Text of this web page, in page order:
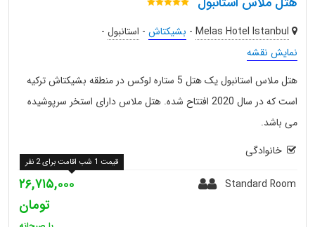
Melas Hotel Istanbul
- بشیکتاش - استانبول -
نمایش نقشه
هتل ملاس استانبول یک هتل 5 ستاره لوکس در منطقه بشیکتاش ترکیه
است که در سال 2020 افتتاح شده. هتل ملاس دارای استخر سرپوشیده
می باشد.
خانوادگی
Standard Room
۲۶,۷۱۵,۰۰۰
تومان
قیمت 1 شب اقامت برای 2 نفر